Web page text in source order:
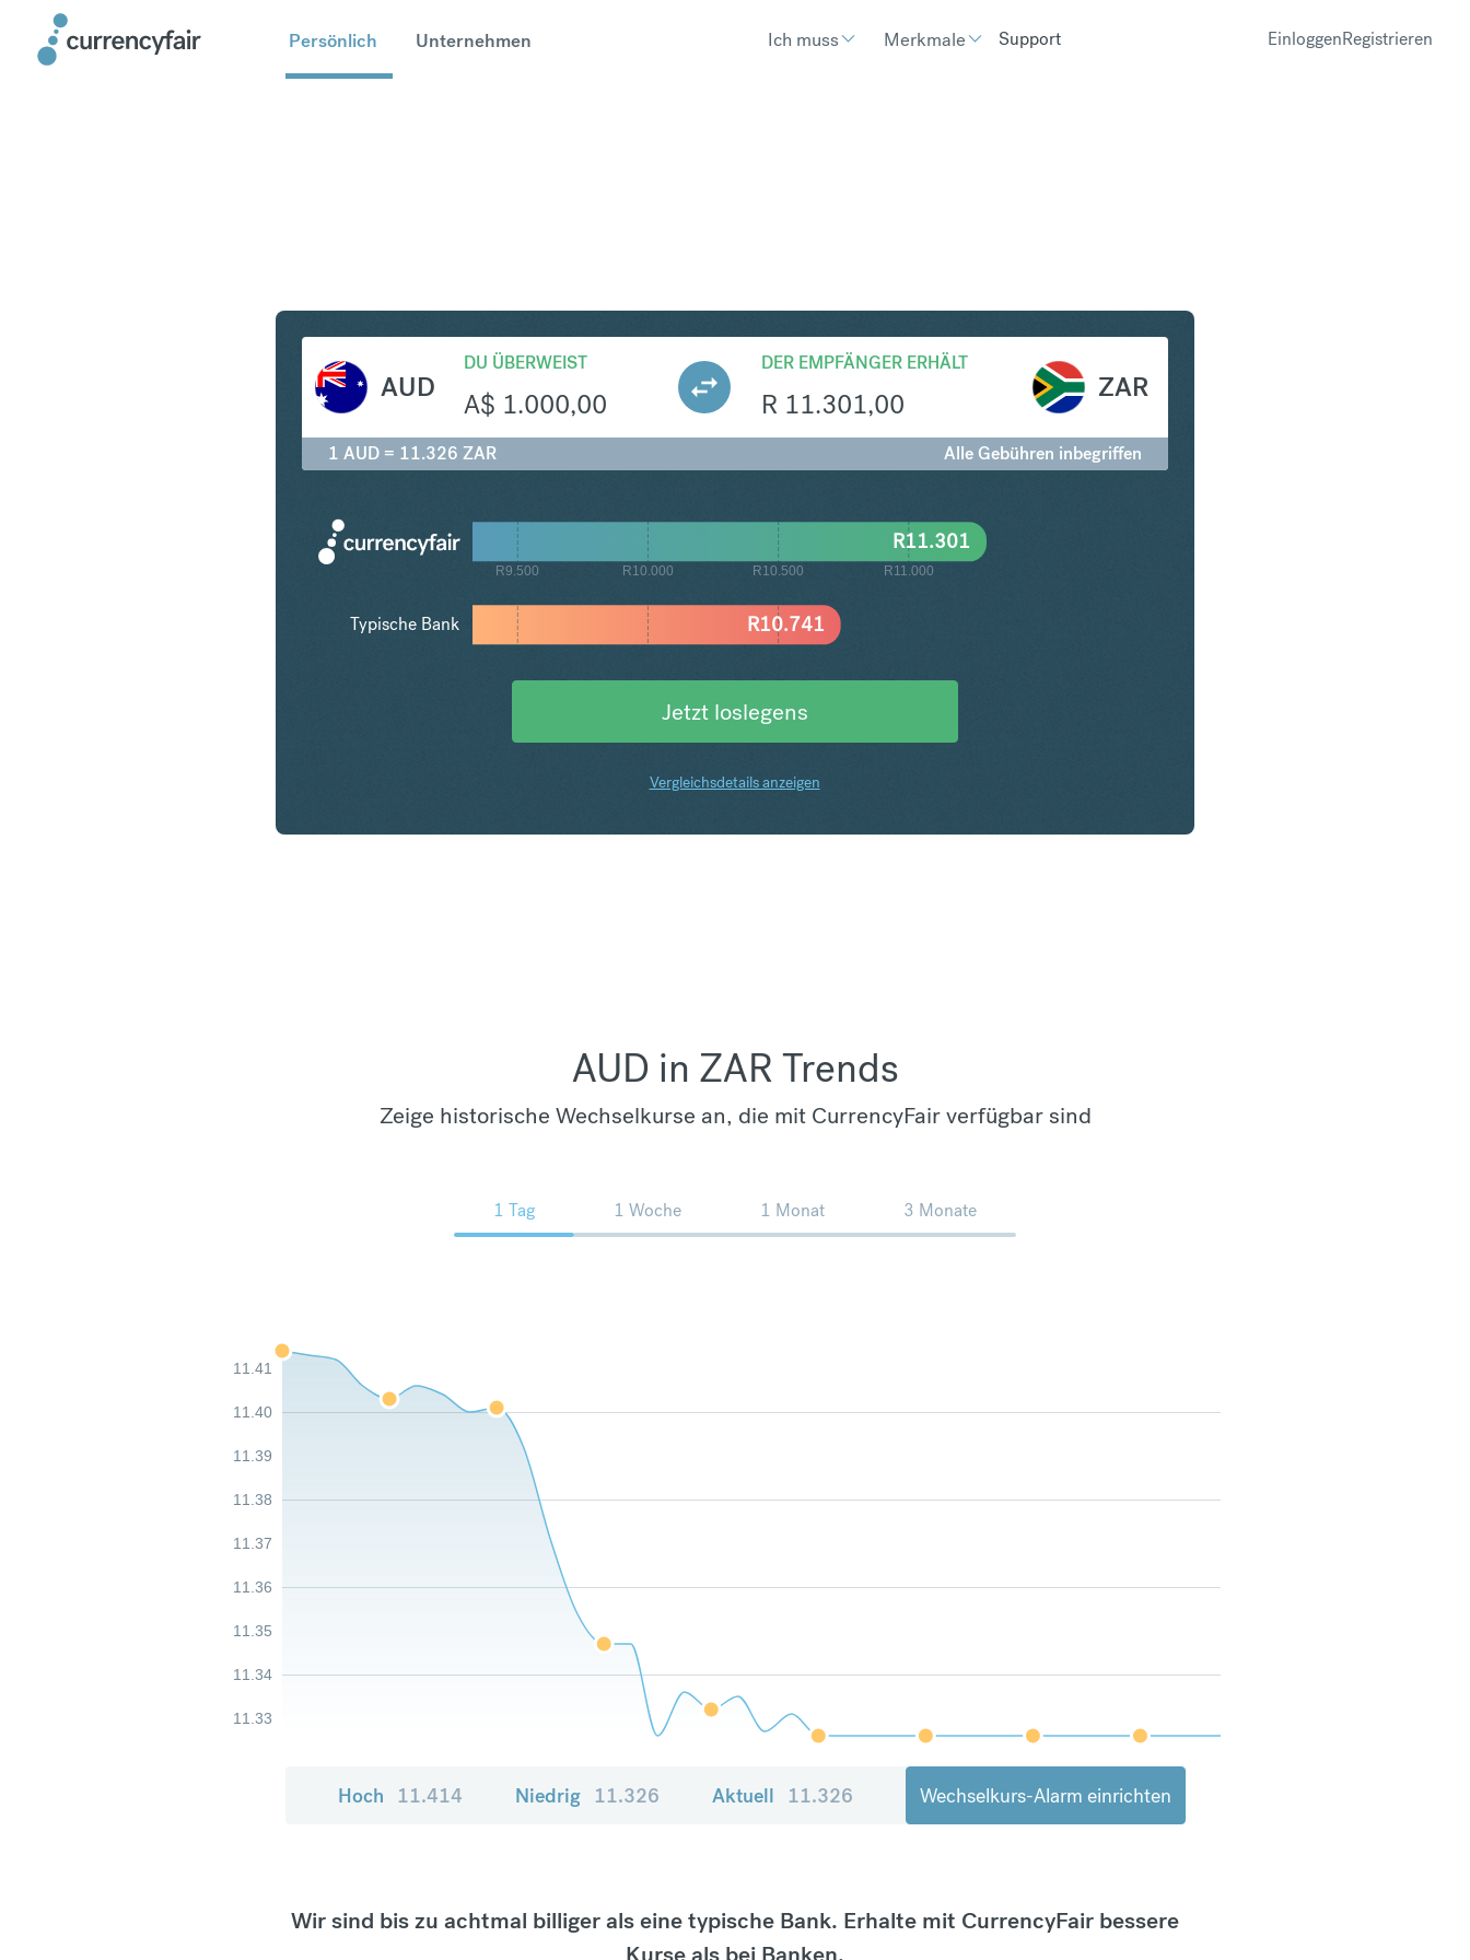
Persönlich Unternehmen Ich muss Merkmale Support EinloggenRegistrieren
AUD
DU ÜBERWEIST
A$ 1.000,00
DER EMPFÄNGER ERHÄLT
R 11.301,00
ZAR
1 AUD = 11.326 ZAR Alle Gebühren inbegriffen
R9.500 R10.000 R10.500 R11.000
R10.741
R11.301
Typische Bank
Jetzt loslegens
Vergleichsdetails anzeigen
AUD in ZAR Trends
Zeige historische Wechselkurse an, die mit CurrencyFair verfügbar sind
1 Tag 1 Woche 1 Monat 3 Monate
11.33
11.34
11.35
11.36
11.37
11.38
11.39
11.40
11.41
Hoch 11.414 Niedrig 11.326 Aktuell 11.326 Wechselkurs-Alarm einrichten
Wir sind bis zu achtmal billiger als eine typische Bank. Erhalte mit CurrencyFair bessere
Kurse als bei Banken.